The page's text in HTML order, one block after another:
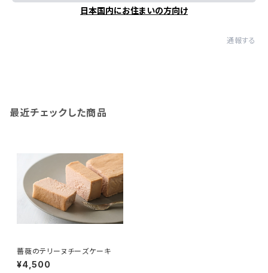
日本国内にお住まいの方向け
通報する
最近チェックした商品
薔薇のテリーヌチーズケーキ
¥4,500